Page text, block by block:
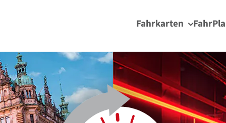
Fahrkarten